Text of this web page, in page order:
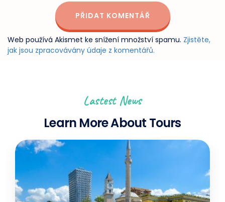
Web používá Akismet ke snížení množství spamu. Zjistěte,
jak jsou zpracovávány údaje z komentářů.
Lastest News
Learn More About Tours